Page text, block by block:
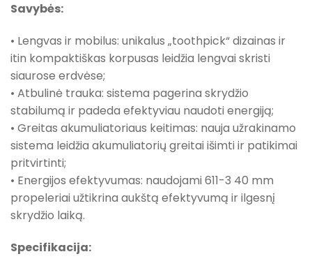
Savybės:
• Lengvas ir mobilus: unikalus „toothpick“ dizainas ir
itin kompaktiškas korpusas leidžia lengvai skristi
siaurose erdvėse;
• Atbulinė trauka: sistema pagerina skrydžio
stabilumą ir padeda efektyviau naudoti energiją;
• Greitas akumuliatoriaus keitimas: nauja užrakinamo
sistema leidžia akumuliatorių greitai išimti ir patikimai
pritvirtinti;
• Energijos efektyvumas: naudojami 611-3 40 mm
propeleriai užtikrina aukštą efektyvumą ir ilgesnį
skrydžio laiką.
Specifikacija: